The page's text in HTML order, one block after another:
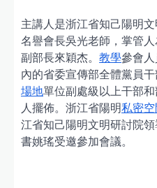
主講人是浙江省知己陽明
名譽會長吳光老師，掌管
副部長來穎杰。 教學參會
內的省委宣傳部全體黨員
場地單位副處級以上干部
人擺佈。浙江省陽明私密
江省知己陽明文明研討院
書姚瑤受邀參加會議。